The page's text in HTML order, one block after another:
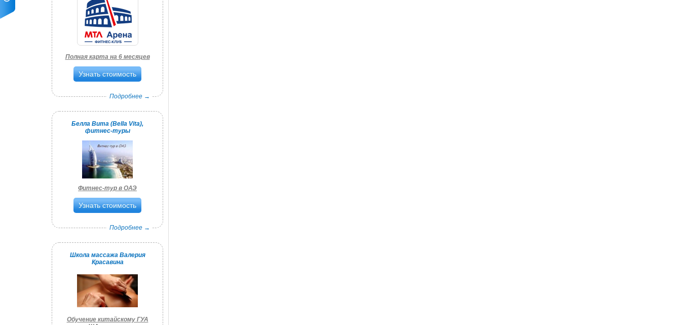
Полная карта на 6 месяцев
Узнать стоимость
Подробнее →
Белла Вита (Bella Vita),
фитнес-туры
Фитнес-тур в ОАЭ
Узнать стоимость
Подробнее →
Школа массажа Валерия
Красавина
Обучение китайскому ГУА